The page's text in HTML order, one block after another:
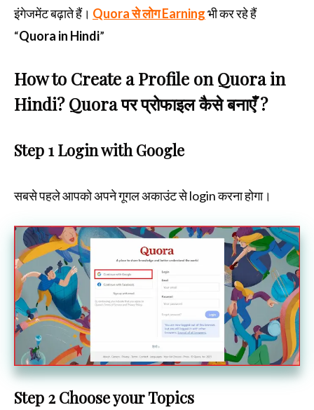
इंगेजमेंट बढ़ाते हैं। Quora से लोग Earningभी कर रहे हैं
“Quora in Hindi”
How to Create a Profile on Quora in
Hindi? Quora पर प्रोफाइल कैसे बनाएँ ?
Step 1 Login with Google
सबसे पहले आपको अपने गूगल अकाउंट से login करना होगा।
Step 2 Choose your Topics